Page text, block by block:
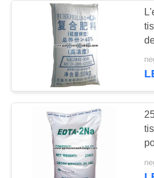
sacs
des
sacs
d'engrais